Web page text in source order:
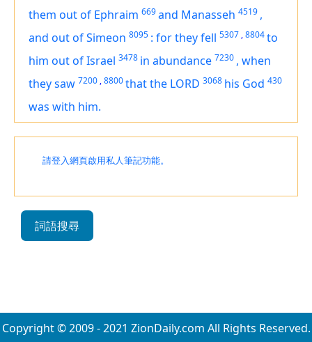
them out of Ephraim 669and Manasseh 4519 ,
and out of Simeon 8095 : for they fell 5307 ,8804to
him out of Israel 3478 in abundance 7230 , when
they saw 7200 ,8800that the LORD 3068 his God 430
was with him.
請登入網頁啟用私人筆記功能。
詞語搜尋
Copyright © 2009 - 2021 ZionDaily.com All Rights Reserved.